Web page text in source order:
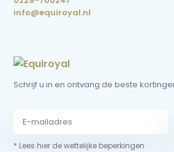
info@equiroyal.nl
Schrijf u in en ontvang de beste
* Lees hier de wettelijke beperkingen